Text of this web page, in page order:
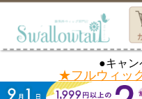
●キャン
★フルウィッ